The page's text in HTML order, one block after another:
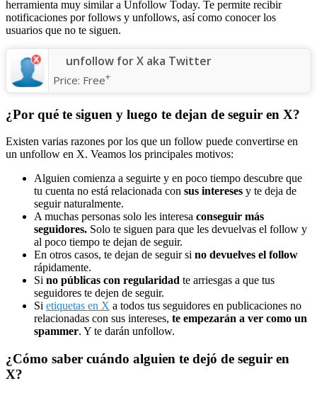
herramienta muy similar a Unfollow Today. Te permite recibir
notificaciones por follows y unfollows, así como conocer los
usuarios que no te siguen.
unfollow for X aka Twitter
Price: Free+
¿Por qué te siguen y luego te dejan de seguir en X?
Existen varias razones por los que un follow puede convertirse en
un unfollow en X. Veamos los principales motivos:
Alguien comienza a seguirte y en poco tiempo descubre que
tu cuenta no está relacionada con sus intereses y te deja de
seguir naturalmente.
A muchas personas solo les interesa conseguir más
seguidores. Solo te siguen para que les devuelvas el follow y
al poco tiempo te dejan de seguir.
En otros casos, te dejan de seguir si no devuelves el follow
rápidamente.
Si no públicas con regularidad te arriesgas a que tus
seguidores te dejen de seguir.
Si etiquetas en X a todos tus seguidores en publicaciones no
relacionadas con sus intereses, te empezarán a ver como un
spammer. Y te darán unfollow.
¿Cómo saber cuándo alguien te dejó de seguir en
X?